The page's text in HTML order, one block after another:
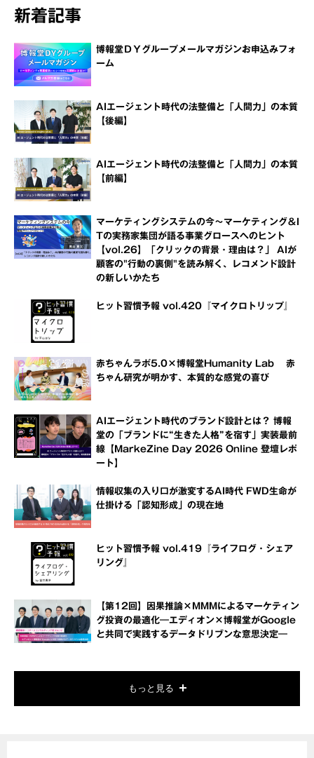
新着記事
博報堂ＤＹグループメールマガジンお申込みフォ
ーム
AIエージェント時代の法整備と「人間力」の本質
【後編】
AIエージェント時代の法整備と「人間力」の本質
【前編】
マーケティングシステムの今～マーケティング＆I
Tの実務家集団が語る事業グロースへのヒント
【vol.26】「クリックの背景・理由は？」 AIが
顧客の"行動の裏側"を読み解く、レコメンド設計
の新しいかたち
ヒット習慣予報 vol.420『マイクロトリップ』
赤ちゃんラボ5.0×博報堂Humanity Lab 赤
ちゃん研究が明かす、本質的な感覚の喜び
AIエージェント時代のブランド設計とは？ 博報
堂の「ブランドに“生きた人格”を宿す」実装最前
線【MarkeZine Day 2026 Online 登壇レポ
ート】
情報収集の入り口が激変するAI時代 FWD生命が
仕掛ける「認知形成」の現在地
ヒット習慣予報 vol.419『ライフログ・シェア
リング』
【第12回】因果推論×MMMによるマーケティン
グ投資の最適化―エディオン×博報堂がGoogle
と共同で実践するデータドリブンな意思決定―
もっと見る